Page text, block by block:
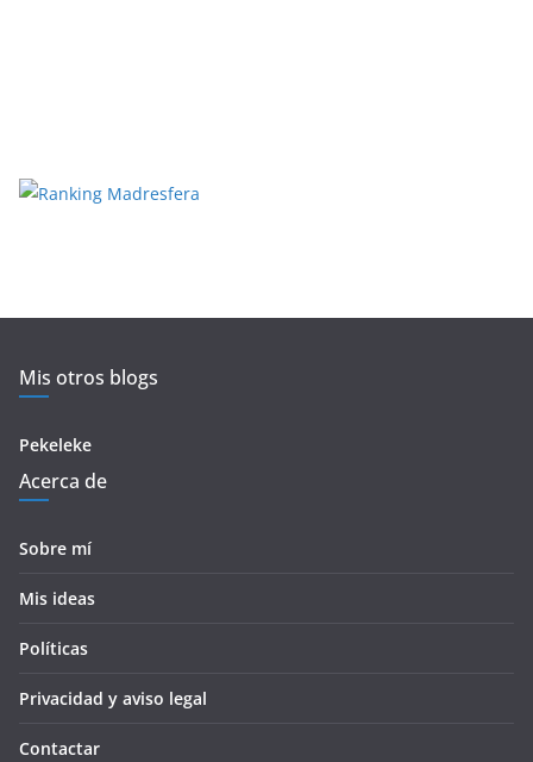
Mis otros blogs
Pekeleke
Acerca de
Sobre mí
Mis ideas
Políticas
Privacidad y aviso legal
Contactar